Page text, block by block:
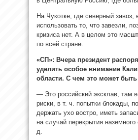
На Чукотке, где северный
использовать то, что завезли,
кризиса нет. А в целом это
по всей стране.
«СП»: Вчера президент
уделить особое внимание
области. С чем это может быть
— Это российский эксклав, там
риски, в т. ч. попытки блокады,
держать ухо востро, иметь
на случай перекрытия наземного
д.